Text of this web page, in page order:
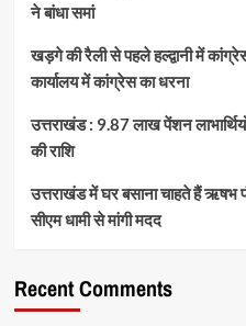
ने बांधा समां
खड़गे की रैली से पहले हल्द्वानी में
कार्यालय में कांग्रेस का धरना
उत्तराखंड : 9.87 लाख पेंशन
की राशि
उत्तराखंड में घर बसाना चाहते हैं
सीएम धामी से मांगी मदद
Recent Comments